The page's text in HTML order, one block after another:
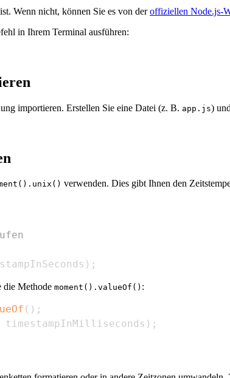
Wenn nicht, können Sie es von deroffiziellen Node.js-
in Ihrem Terminal ausführen:
importieren. Erstellen Sie eine Datei (z. B. app.js)
verwenden. Dies gibt Ihnen den
) ;
die Methode moment().valueOf() :
( ) ;
timestampInMilliseconds ) ;